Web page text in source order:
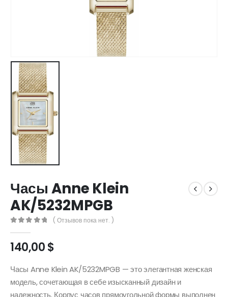
Часы Anne Klein
AK/5232MPGB
( Отзывов пока нет. )
140,00$
Часы Anne Klein AK/5232MPGB — это элегантная женская
модель, сочетающая в себе изысканный дизайн и
надежность. Корпус часов прямоугольной формы выполнен